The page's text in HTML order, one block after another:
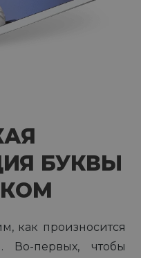
БУКВЫ
как произносится
Во-первых, чтобы